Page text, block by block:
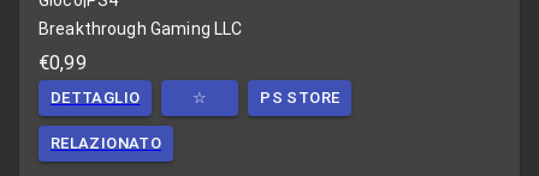
Breakthrough Gaming LLC
€0,99
DETTAGLIO ☆ PS STORE
RELAZIONATO